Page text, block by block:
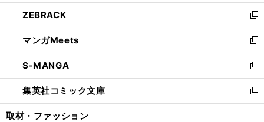
開
く
ウ
で
開
く
ン
ド
ウ
で
開
く
ウ
ィ
ン
ド
ウ
で
開
く
し
い
ウ
ィ
ン
ド
ウ
で
開
ZEBRACK
新
し
い
ウ
ィ
ン
ド
ウ
マンガMeets
新
し
い
ウ
ィ
ン
S-MANGA
新
し
い
ウ
集英社コミック文庫
新
し
取材・ファッション